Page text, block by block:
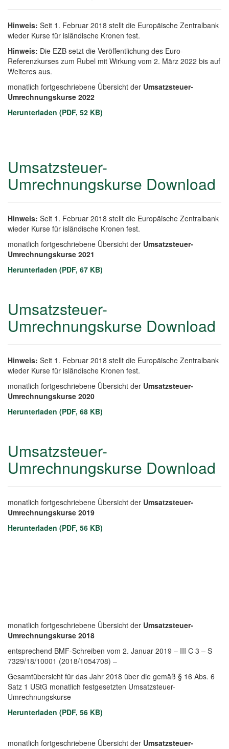
Hinweis: Seit 1. Februar 2018 stellt die Europäische Zentralbank
wieder Kurse für isländische Kronen fest.
Hinweis: Die EZB setzt die Veröffentlichung des Euro-
Referenzkurses zum Rubel mit Wirkung vom 2. März 2022 bis auf
Weiteres aus.
monatlich fortgeschriebene Übersicht der Umsatzsteuer-
Umrechnungskurse 2022
Herunterladen (PDF, 52 KB)
Umsatzsteuer-
Umrechnungskurse Download
Hinweis: Seit 1. Februar 2018 stellt die Europäische Zentralbank
wieder Kurse für isländische Kronen fest.
monatlich fortgeschriebene Übersicht der Umsatzsteuer-
Umrechnungskurse 2021
Herunterladen (PDF, 67 KB)
Umsatzsteuer-
Umrechnungskurse Download
Hinweis: Seit 1. Februar 2018 stellt die Europäische Zentralbank
wieder Kurse für isländische Kronen fest.
monatlich fortgeschriebene Übersicht der Umsatzsteuer-
Umrechnungskurse 2020
Herunterladen (PDF, 68 KB)
Umsatzsteuer-
Umrechnungskurse Download
monatlich fortgeschriebene Übersicht der Umsatzsteuer-
Umrechnungskurse 2019
Herunterladen (PDF, 56 KB)
monatlich fortgeschriebene Übersicht der Umsatzsteuer-
Umrechnungskurse 2018
entsprechend BMF-Schreiben vom 2. Januar 2019 – III C 3 – S
7329/18/10001 (2018/1054708) –
Gesamtübersicht für das Jahr 2018 über die gemäß § 16 Abs. 6
Satz 1 UStG monatlich festgesetzten Umsatzsteuer-
Umrechnungskurse
Herunterladen (PDF, 56 KB)
monatlich fortgeschriebene Übersicht der Umsatzsteuer-